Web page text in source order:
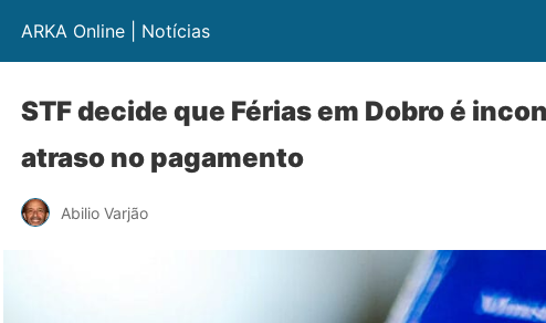
ARKA Online | Notícias
STF decide que Férias em Dobro é
atraso no pagamento
Abilio Varjão